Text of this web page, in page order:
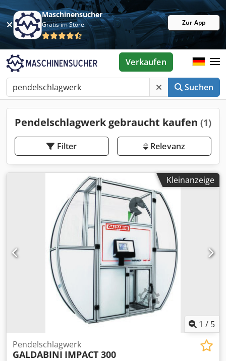
Maschinensucher
Gratis im Store Zur App
Suchen
Verkaufen
Pendelschlagwerk gebraucht kaufen (1)
Filter Relevanz
Kleinanzeige
1 / 5
Pendelschlagwerk
GALDABINI IMPACT 300